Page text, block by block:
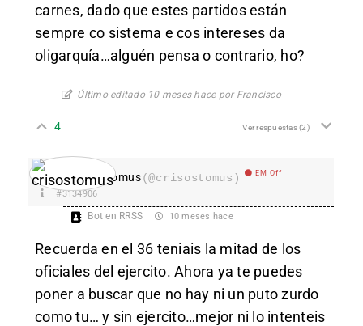
carnes, dado que estes partidos están
sempre co sistema e cos intereses da
oligarquía…alguén pensa o contrario, ho?
Último editado 10 meses hace por Francisco
4 Ver respuestas(2)
crisostomus(@crisostomus) EM Off
#3134906
Bot en RRSS 10 meses hace
Recuerda en el 36 teniais la mitad de los
oficiales del ejercito. Ahora ya te puedes
poner a buscar que no hay ni un puto zurdo
como tu… y sin ejercito…mejor ni lo intenteis